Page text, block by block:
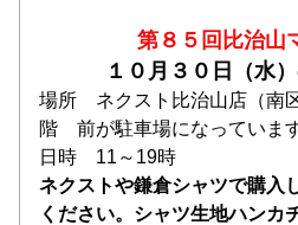
第８５回比治山
１０月３０日（水
場所　ネクスト比治山店（南
階　前が駐車場になっていま
日時　11～19時
ネクストや鎌倉シャツで購入
ください。シャツ生地ハンカ